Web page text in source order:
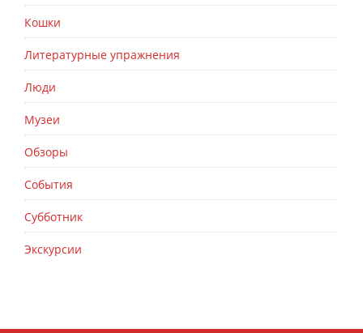
Кошки
Литературные упражнения
Люди
Музеи
Обзоры
События
Субботник
Экскурсии